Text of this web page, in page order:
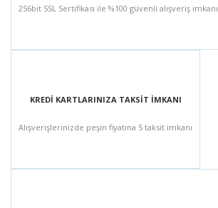
256bit SSL Sertifikası ile %100 güvenli alışveriş imkanı
KREDİ KARTLARINIZA TAKSİT İMKANI
Alışverişlerinizde peşin fiyatına 5 taksit imkanı